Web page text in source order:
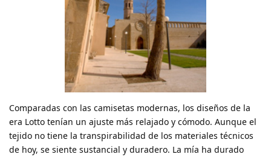
Comparadas con las camisetas modernas, los diseños de la
era Lotto tenían un ajuste más relajado y cómodo. Aunque el
tejido no tiene la transpirabilidad de los materiales técnicos
de hoy, se siente sustancial y duradero. La mía ha durado